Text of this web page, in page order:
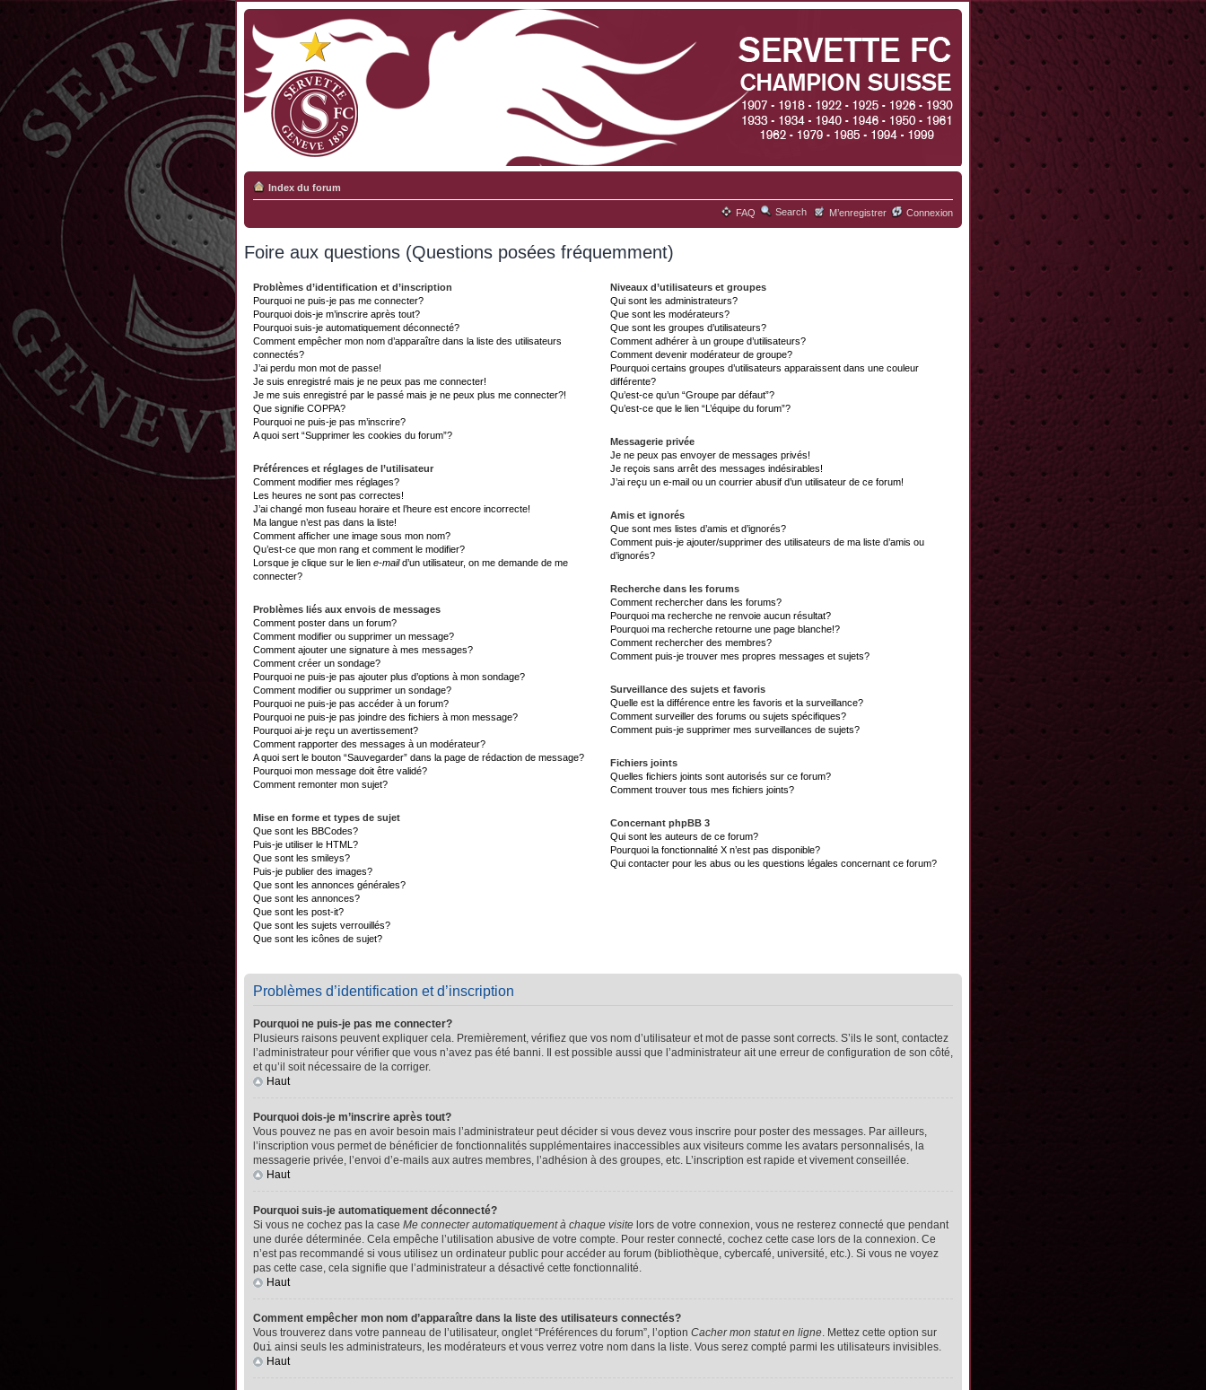
Index du forum
FAQ Search M’enregistrer Connexion
Foire aux questions (Questions posées fréquemment)
Problèmes d’identification et d’inscription
Pourquoi ne puis-je pas me connecter?
Pourquoi dois-je m’inscrire après tout?
Pourquoi suis-je automatiquement déconnecté?
Comment empêcher mon nom d’apparaître dans la liste des utilisateurs
connectés?
J’ai perdu mon mot de passe!
Je suis enregistré mais je ne peux pas me connecter!
Je me suis enregistré par le passé mais je ne peux plus me connecter?!
Que signifie COPPA?
Pourquoi ne puis-je pas m’inscrire?
A quoi sert “Supprimer les cookies du forum”?
Préférences et réglages de l’utilisateur
Comment modifier mes réglages?
Les heures ne sont pas correctes!
J’ai changé mon fuseau horaire et l’heure est encore incorrecte!
Ma langue n’est pas dans la liste!
Comment afficher une image sous mon nom?
Qu’est-ce que mon rang et comment le modifier?
Lorsque je clique sur le lien e-maild’un utilisateur, on me demande de me
connecter?
Problèmes liés aux envois de messages
Comment poster dans un forum?
Comment modifier ou supprimer un message?
Comment ajouter une signature à mes messages?
Comment créer un sondage?
Pourquoi ne puis-je pas ajouter plus d’options à mon sondage?
Comment modifier ou supprimer un sondage?
Pourquoi ne puis-je pas accéder à un forum?
Pourquoi ne puis-je pas joindre des fichiers à mon message?
Pourquoi ai-je reçu un avertissement?
Comment rapporter des messages à un modérateur?
A quoi sert le bouton “Sauvegarder” dans la page de rédaction de message?
Pourquoi mon message doit être validé?
Comment remonter mon sujet?
Mise en forme et types de sujet
Que sont les BBCodes?
Puis-je utiliser le HTML?
Que sont les smileys?
Puis-je publier des images?
Que sont les annonces générales?
Que sont les annonces?
Que sont les post-it?
Que sont les sujets verrouillés?
Que sont les icônes de sujet?
Niveaux d’utilisateurs et groupes
Qui sont les administrateurs?
Que sont les modérateurs?
Que sont les groupes d’utilisateurs?
Comment adhérer à un groupe d’utilisateurs?
Comment devenir modérateur de groupe?
Pourquoi certains groupes d’utilisateurs apparaissent dans une couleur
différente?
Qu’est-ce qu’un “Groupe par défaut”?
Qu’est-ce que le lien “L’équipe du forum”?
Messagerie privée
Je ne peux pas envoyer de messages privés!
Je reçois sans arrêt des messages indésirables!
J’ai reçu un e-mail ou un courrier abusif d’un utilisateur de ce forum!
Amis et ignorés
Que sont mes listes d’amis et d’ignorés?
Comment puis-je ajouter/supprimer des utilisateurs de ma liste d’amis ou
d’ignorés?
Recherche dans les forums
Comment rechercher dans les forums?
Pourquoi ma recherche ne renvoie aucun résultat?
Pourquoi ma recherche retourne une page blanche!?
Comment rechercher des membres?
Comment puis-je trouver mes propres messages et sujets?
Surveillance des sujets et favoris
Quelle est la différence entre les favoris et la surveillance?
Comment surveiller des forums ou sujets spécifiques?
Comment puis-je supprimer mes surveillances de sujets?
Fichiers joints
Quelles fichiers joints sont autorisés sur ce forum?
Comment trouver tous mes fichiers joints?
Concernant phpBB 3
Qui sont les auteurs de ce forum?
Pourquoi la fonctionnalité X n’est pas disponible?
Qui contacter pour les abus ou les questions légales concernant ce forum?
Problèmes d’identification et d’inscription
Pourquoi ne puis-je pas me connecter?
Plusieurs raisons peuvent expliquer cela. Premièrement, vérifiez que vos nom d’utilisateur et mot de passe sont corrects. S’ils le sont, contactez
l’administrateur pour vérifier que vous n’avez pas été banni. Il est possible aussi que l’administrateur ait une erreur de configuration de son côté,
et qu’il soit nécessaire de la corriger.
Haut
Pourquoi dois-je m’inscrire après tout?
Vous pouvez ne pas en avoir besoin mais l’administrateur peut décider si vous devez vous inscrire pour poster des messages. Par ailleurs,
l’inscription vous permet de bénéficier de fonctionnalités supplémentaires inaccessibles aux visiteurs comme les avatars personnalisés, la
messagerie privée, l’envoi d’e-mails aux autres membres, l’adhésion à des groupes, etc. L’inscription est rapide et vivement conseillée.
Haut
Pourquoi suis-je automatiquement déconnecté?
Si vous ne cochez pas la case Me connecter automatiquement à chaque visite lors de votre connexion, vous ne resterez connecté que pendant
une durée déterminée. Cela empêche l’utilisation abusive de votre compte. Pour rester connecté, cochez cette case lors de la connexion. Ce
n’est pas recommandé si vous utilisez un ordinateur public pour accéder au forum (bibliothèque, cybercafé, université, etc.). Si vous ne voyez
pas cette case, cela signifie que l’administrateur a désactivé cette fonctionnalité.
Haut
Comment empêcher mon nom d’apparaître dans la liste des utilisateurs connectés?
Vous trouverez dans votre panneau de l’utilisateur, onglet “Préférences du forum”, l’option Cacher mon statut en ligne. Mettez cette option sur
Oui ainsi seuls les administrateurs, les modérateurs et vous verrez votre nom dans la liste. Vous serez compté parmi les utilisateurs invisibles.
Haut